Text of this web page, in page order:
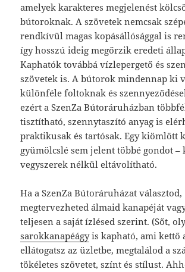
amelyek karakteres megjelenést
bútoroknak. A szövetek nemcsak
rendkívül magas kopásállósággal is
így hosszú ideig megőrzik eredeti
Kaphatók továbbá vízlepergető és
szövetek is. A bútorok mindennap ki
különféle foltoknak és
ezért a SzenZa Bútoráruházban
tisztítható, szennytaszító anyag is
praktikusak és tartósak. Egy kiömlött
gyümölcslé sem jelent többé gondot –
vegyszerek nélkül eltávolítható.
Ha a SzenZa Bútoráruházat választod,
megtervezheted álmaid kanapéját
teljesen a saját ízlésed szerint. (Sőt,
sarokkanapéágyis kapható, ami kettő
ellátogatsz az üzletbe, megtalálod a
tökéletes szövetet, színt és stílust.